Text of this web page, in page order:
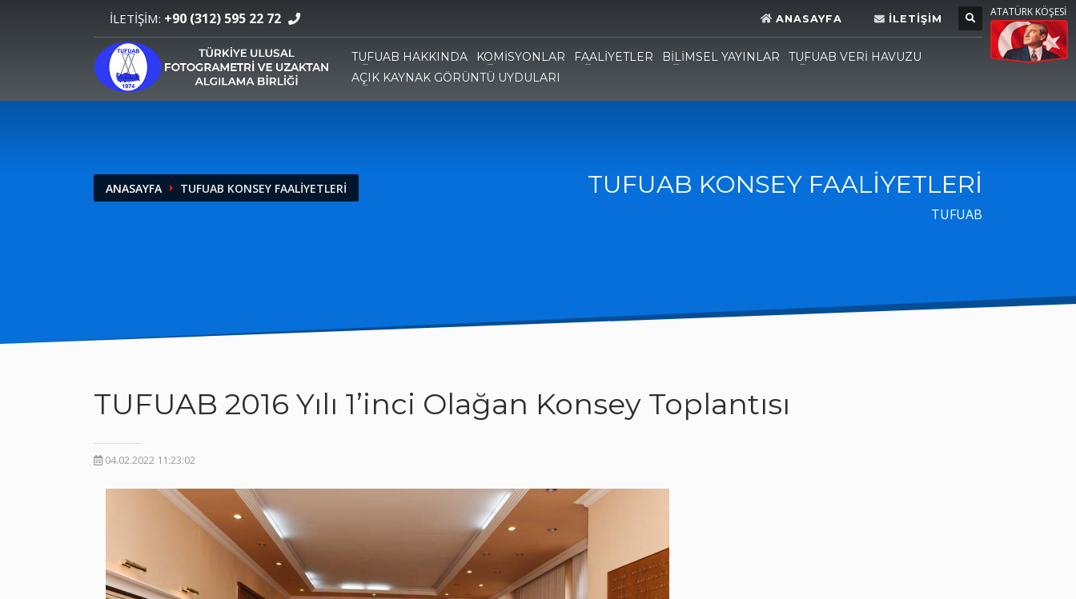
İLETİŞİM: +90 (312) 595 22 72 ANASAYFA İLETİŞİM
TUFUAB HAKKINDA KOMİSYONLAR FAALİYETLER BİLİMSEL YAYINLAR
TUFUAB VERİ HAVUZU
AÇIK KAYNAK GÖRÜNTÜ UYDULARI
ATATÜRK KÖŞESİ
ANASAYFA TUFUAB KONSEY FAALİYETLERİ TUFUAB KONSEY FAALİYETLERİ
TUFUAB
TUFUAB 2016 Yılı 1’inci Olağan Konsey Toplantısı
04.02.2022 11:23:02